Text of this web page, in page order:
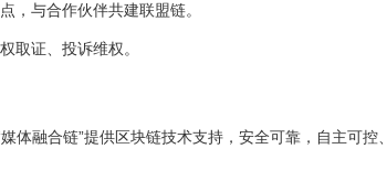
，与合作伙伴共建联盟链。
取证、投诉维权。
体融合链”提供区块链技术支持，安全可靠，自主可控、